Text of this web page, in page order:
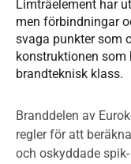
Limträelement har
men förbindningar
svaga punkter som
konstruktionen som
brandteknisk klass.
Branddelen av
regler för att
och oskyddade